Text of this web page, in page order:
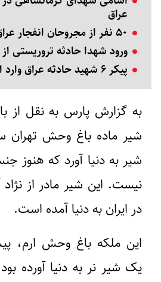
عراق
۵۰ نفر از مجروحان انفجار عراق به کشور بازگشتند
ورود شهدا حادثه تروریستی
پیکر ۶ شهید حادثه عراق وارد ایران شد
به گزارش پارس به نقل از
شیر به دنیا آورد که
نیست. این شیر مادر از
در ایران به دنیا آمده است.
یک شیر نر به دنیا آورده